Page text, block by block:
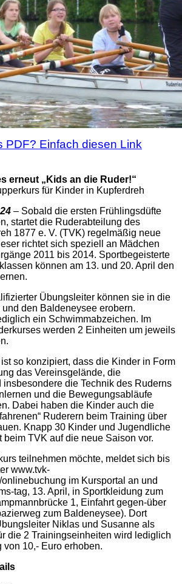
PDF? Einfach diesen Link
erneut „Kids an die Ruder!“
für Kinder in Kupferdreh
– Sobald die ersten Frühlingsdüfte
startet die Ruderabteilung des
1877 e. V. (TVK) regelmäßig neue
richtet sich speziell an Mädchen
2011 bis 2014. Sportbegeisterte
können am 13. und 20. April den
Übungsleiter können sie in die
den Baldeneysee erobern.
ein Schwimmabzeichen. Im
werden 2 Einheiten um jeweils
so konzipiert, dass die Kinder in Form
das Vereinsgelände, die
insbesondere die Technik des Ruderns
und die Bewegungsabläufe
Dabei haben die Kinder auch die
Ruderern beim Training über
Knapp 30 Kinder und Jugendliche
beim TVK auf die neue Saison vor.
teilnehmen möchte, meldet sich bis
www.tvk-
im Kursportal an und
tag, 13. April, in Sportkleidung zum
1, Einfahrt gegen-über
zum Baldeneysee). Dort
Niklas und Susanne als
die 2 Trainingseinheiten wird lediglich
10,- Euro erhoben.